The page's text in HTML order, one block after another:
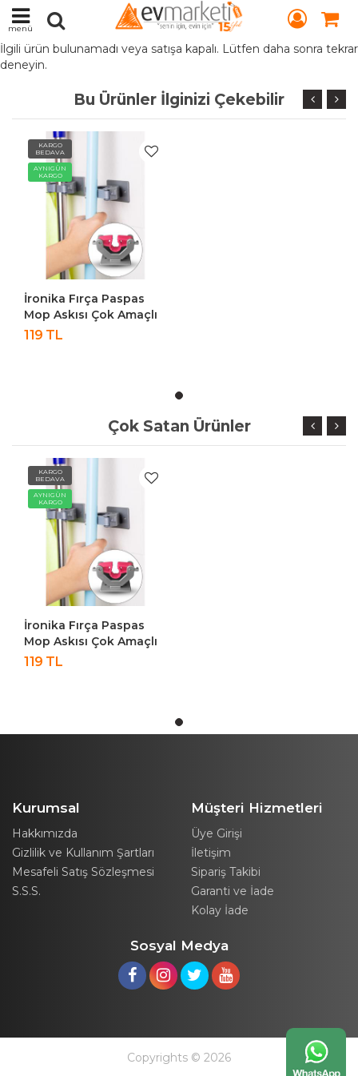
menü
İlgili ürün bulunamadı veya satışa kapalı. Lütfen daha sonra tekrar
deneyin.
Bu Ürünler İlginizi Çekebilir
KARGO
BEDAVA
AYNIGÜN
KARGO
İronika Fırça Paspas
Mop Askısı Çok Amaçlı
Askı
119 TL
Çok Satan Ürünler
KARGO
BEDAVA
AYNIGÜN
KARGO
İronika Fırça Paspas
Mop Askısı Çok Amaçlı
Askı
119 TL
Kurumsal
Hakkımızda
Gizlilik ve Kullanım Şartları
Mesafeli Satış Sözleşmesi
S.S.S.
Müşteri Hizmetleri
Üye Girişi
İletişim
Sipariş Takibi
Garanti ve İade
Kolay İade
Sosyal Medya
Copyrights © 2026